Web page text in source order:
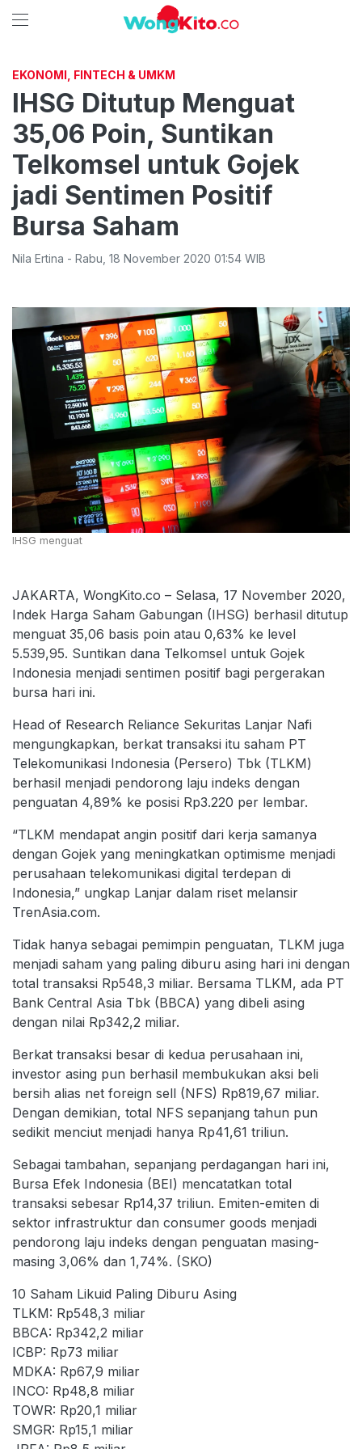
EKONOMI, FINTECH & UMKM
IHSG Ditutup Menguat
35,06 Poin, Suntikan
Telkomsel untuk Gojek
jadi Sentimen Positif
Bursa Saham
Nila Ertina - Rabu 18 November 2020 01:54 WIB
IHSG menguat
JAKARTA, WongKito.co – Selasa, 17 November 2020,
Indek Harga Saham Gabungan (IHSG) berhasil ditutup
menguat 35,06 basis poin atau 0,63% ke level
5.539,95. Suntikan dana Telkomsel untuk Gojek
Indonesia menjadi sentimen positif bagi pergerakan
bursa hari ini.
Head of Research Reliance Sekuritas Lanjar Nafi
mengungkapkan, berkat transaksi itu saham PT
Telekomunikasi Indonesia (Persero) Tbk (TLKM)
berhasil menjadi pendorong laju indeks dengan
penguatan 4,89% ke posisi Rp3.220 per lembar.
“TLKM mendapat angin positif dari kerja samanya
dengan Gojek yang meningkatkan optimisme menjadi
perusahaan telekomunikasi digital terdepan di
Indonesia,” ungkap Lanjar dalam riset melansir
TrenAsia.com.
Tidak hanya sebagai pemimpin penguatan, TLKM juga
menjadi saham yang paling diburu asing hari ini dengan
total transaksi Rp548,3 miliar. Bersama TLKM, ada PT
Bank Central Asia Tbk (BBCA) yang dibeli asing
dengan nilai Rp342,2 miliar.
Berkat transaksi besar di kedua perusahaan ini,
investor asing pun berhasil membukukan aksi beli
bersih alias net foreign sell (NFS) Rp819,67 miliar.
Dengan demikian, total NFS sepanjang tahun pun
sedikit menciut menjadi hanya Rp41,61 triliun.
Sebagai tambahan, sepanjang perdagangan hari ini,
Bursa Efek Indonesia (BEI) mencatatkan total
transaksi sebesar Rp14,37 triliun. Emiten-emiten di
sektor infrastruktur dan consumer goods menjadi
pendorong laju indeks dengan penguatan masing-
masing 3,06% dan 1,74%. (SKO)
10 Saham Likuid Paling Diburu Asing
TLKM: Rp548,3 miliar
BBCA: Rp342,2 miliar
ICBP: Rp73 miliar
MDKA: Rp67,9 miliar
INCO: Rp48,8 miliar
TOWR: Rp20,1 miliar
SMGR: Rp15,1 miliar